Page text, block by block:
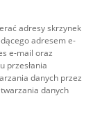
adresy skrzynek
adresem e-
e-mail oraz
przesłania
danych przez
danych